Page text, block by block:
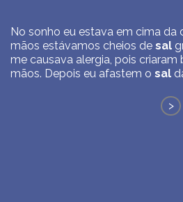
No sonho eu estava em cima da
mãos estávamos cheios de sal
me causava alergia, pois criaram
mãos. Depois eu afastem o sal
>